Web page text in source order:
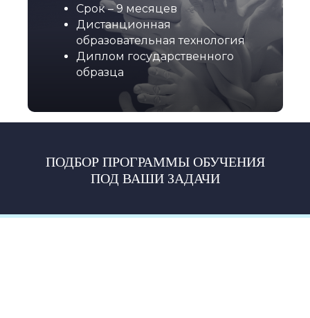
Срок – 9 месяцев
Дистанционная
образовательная технология
Диплом государственного
образца
ПОДБОР ПРОГРАММЫ ОБУЧЕНИЯ
ПОД ВАШИ ЗАДАЧИ